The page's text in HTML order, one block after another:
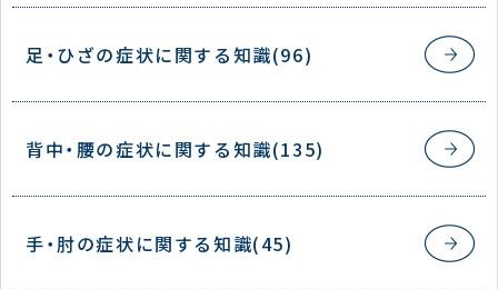
足・ひざの症状に関する知識(96)
背中・腰の症状に関する知識(135)
手・肘の症状に関する知識(45)